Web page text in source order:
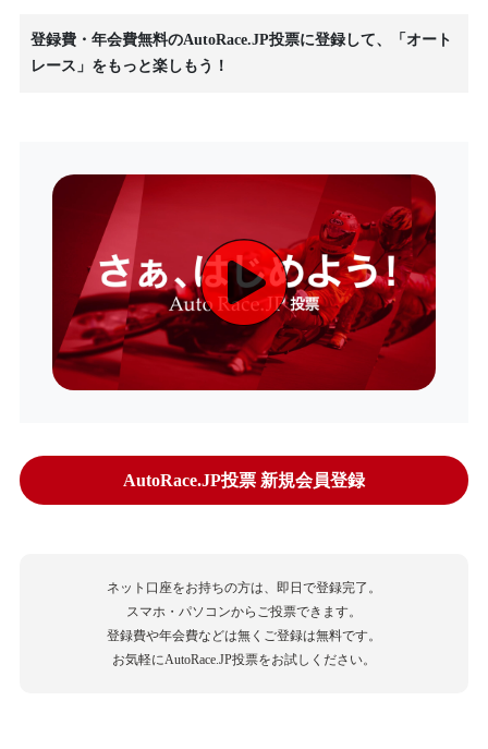
登録費・年会費無料のAutoRace.JP投票に登録して、「オート
レース」をもっと楽しもう！
AutoRace.JP投票 新規会員登録
ネット口座をお持ちの方は、即日で登録完了。
スマホ・パソコンからご投票できます。
登録費や年会費などは無くご登録は無料です。
お気軽にAutoRace.JP投票をお試しください。